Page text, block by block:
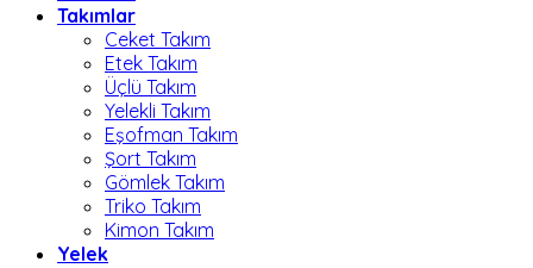
Takımlar
Ceket Takım
Etek Takım
Üçlü Takım
Yelekli Takım
Eşofman Takım
Şort Takım
Gömlek Takım
Triko Takım
Kimon Takım
Yelek